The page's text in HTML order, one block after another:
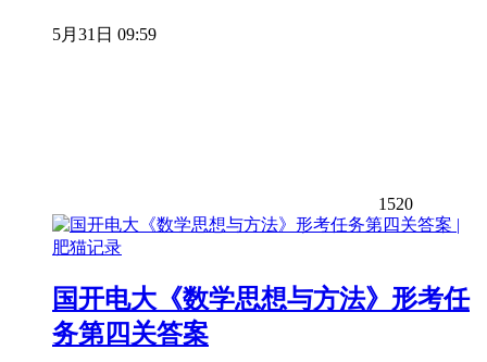
5月31日 09:59
1520
国开电大《数学思想与方法》形考任
务第四关答案